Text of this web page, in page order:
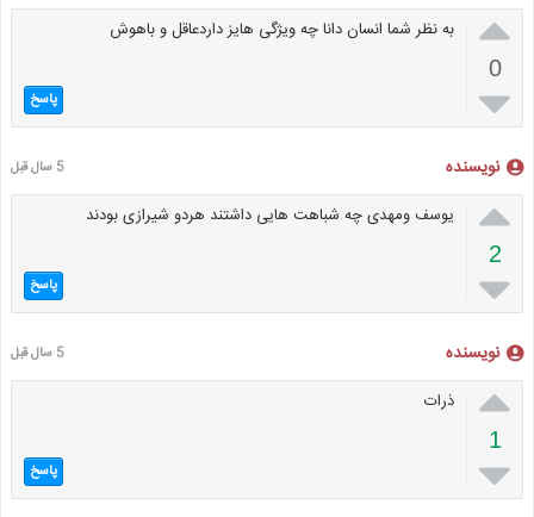

0

به نظر شما انسان دانا چه ویژگی هایز داردعاقل و باهوش
پاسخ
نویسنده 5 سال قبل

2

یوسف ومهدی چه شباهت هایی داشتند هردو شیرازی بودند
پاسخ
نویسنده 5 سال قبل

1

ذرات
پاسخ